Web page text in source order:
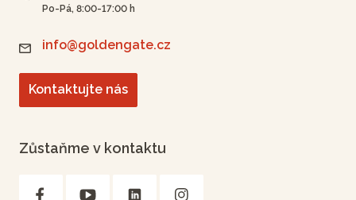
Po-Pá, 8:00-17:00 h
info@goldengate.cz
Kontaktujte nás
Zůstaňme v kontaktu